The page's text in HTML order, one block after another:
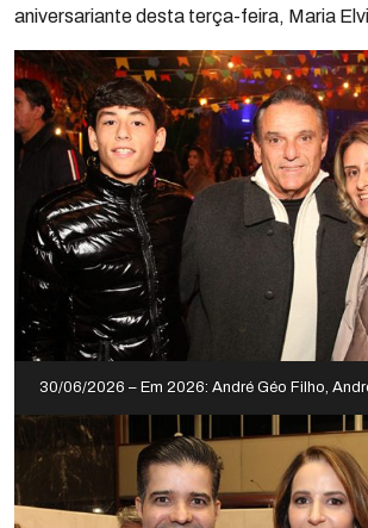
aniversariante desta terça-feira, Maria
30/06/2026 – Em 2026: André Géo Filho,